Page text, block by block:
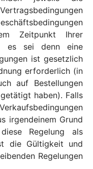
Zeitpunkt Ihrer
es sei denn eine
ist gesetzlich
erforderlich (in
auf Bestellungen
haben). Falls
irgendeinem Grund
Regelung als
die Gültigkeit und
Regelungen